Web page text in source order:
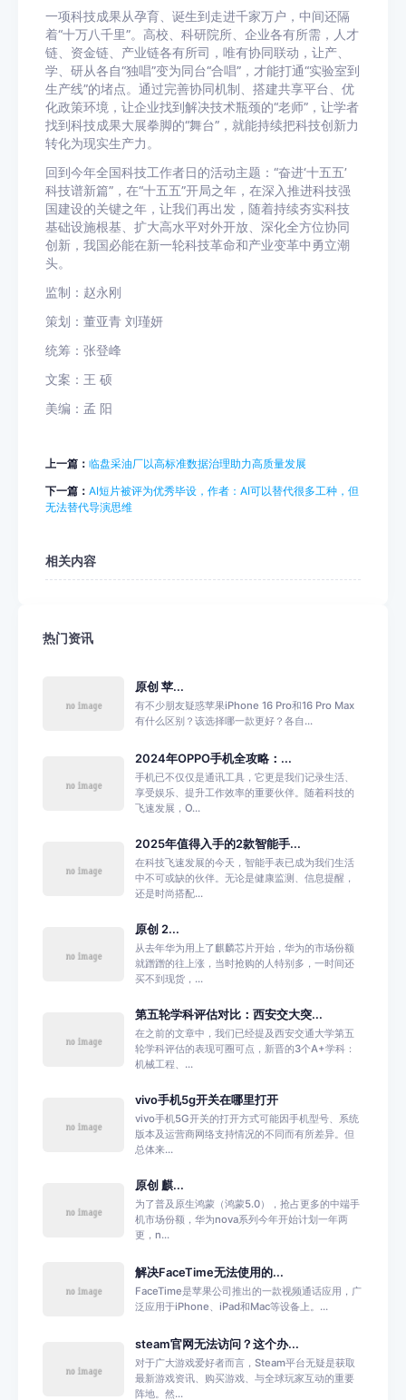
一项科技成果从孕育、诞生到走进千家万户，中间还隔
着“十万八千里”。高校、科研院所、企业各有所需，人才
链、资金链、产业链各有所司，唯有协同联动，让产、
学、研从各自“独唱”变为同台“合唱”，才能打通“实验室到
生产线”的堵点。通过完善协同机制、搭建共享平台、优
化政策环境，让企业找到解决技术瓶颈的“老师”，让学者
找到科技成果大展拳脚的“舞台”，就能持续把科技创新力
转化为现实生产力。
回到今年全国科技工作者日的活动主题：“奋进‘十五五’
科技谱新篇”，在“十五五”开局之年，在深入推进科技强
国建设的关键之年，让我们再出发，随着持续夯实科技
基础设施根基、扩大高水平对外开放、深化全方位协同
创新，我国必能在新一轮科技革命和产业变革中勇立潮
头。
监制：赵永刚
策划：董亚青 刘瑾妍
统筹：张登峰
文案：王 硕
美编：孟 阳
上一篇： 临盘采油厂以高标准数据治理助力高质量发展
下一篇： AI短片被评为优秀毕设，作者：AI可以替代很多工种，但
无法替代导演思维
相关内容
热门资讯
原创 苹...
有不少朋友疑惑苹果iPhone 16 Pro和16 Pro Max
有什么区别？该选择哪一款更好？各自...
2024年OPPO手机全攻略：...
手机已不仅仅是通讯工具，它更是我们记录生活、
享受娱乐、提升工作效率的重要伙伴。随着科技的
飞速发展，O...
2025年值得入手的2款智能手...
在科技飞速发展的今天，智能手表已成为我们生活
中不可或缺的伙伴。无论是健康监测、信息提醒，
还是时尚搭配...
原创 2...
从去年华为用上了麒麟芯片开始，华为的市场份额
就蹭蹭的往上涨，当时抢购的人特别多，一时间还
买不到现货，...
第五轮学科评估对比：西安交大突...
在之前的文章中，我们已经提及西安交通大学第五
轮学科评估的表现可圈可点，新晋的3个A+学科：
机械工程、...
vivo手机5g开关在哪里打开
vivo手机5G开关的打开方式可能因手机型号、系统
版本及运营商网络支持情况的不同而有所差异。但
总体来...
原创 麒...
为了普及原生鸿蒙（鸿蒙5.0），抢占更多的中端手
机市场份额，华为nova系列今年开始计划一年两
更，n...
解决FaceTime无法使用的...
FaceTime是苹果公司推出的一款视频通话应用，广
泛应用于iPhone、iPad和Mac等设备上。...
steam官网无法访问？这个办...
对于广大游戏爱好者而言，Steam平台无疑是获取
最新游戏资讯、购买游戏、与全球玩家互动的重要
阵地。然...